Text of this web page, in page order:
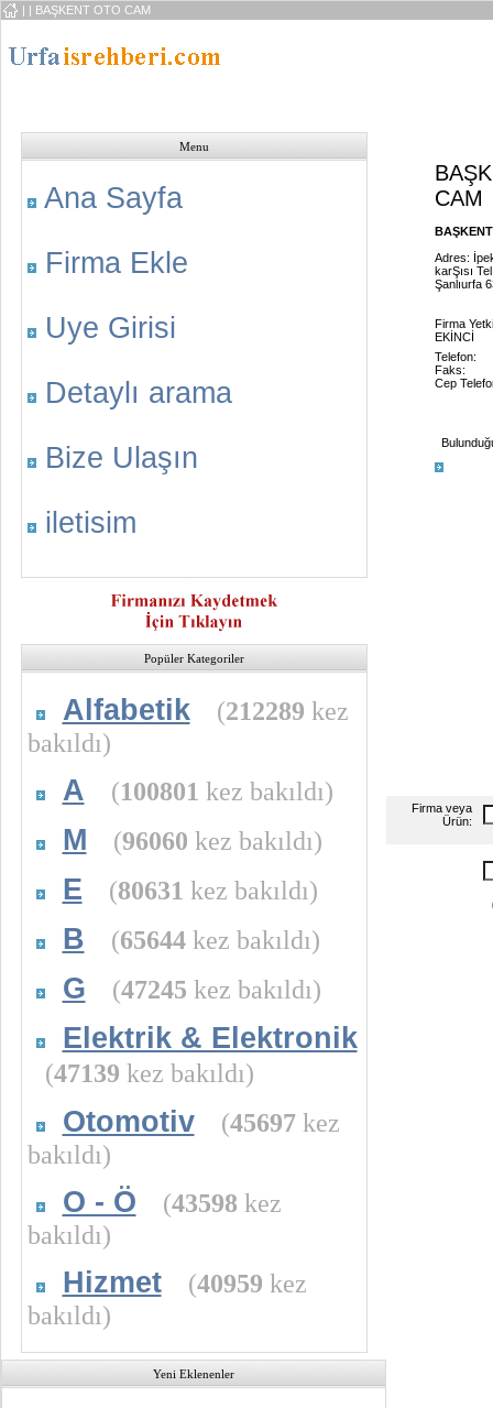
| | BAŞKENT OTO CAM
Menu
Ana Sayfa
Firma Ekle
Uye Girisi
Detaylı arama
Bize Ulaşın
iletisim
Popüler Kategoriler
Alfabetik (212289 kez
bakıldı)
A (100801 kez bakıldı)
M (96060 kez bakıldı)
E (80631 kez bakıldı)
B (65644kez bakıldı)
G (47245 kez bakıldı)
Elektrik & Elektronik
(47139 kez bakıldı)
Otomotiv (45697kez
bakıldı)
O - Ö (43598 kez
bakıldı)
Hizmet (40959 kez
bakıldı)
Yeni Eklenenler
CAM
Adres:
karŞısı
Şanlıurfa
Firma
EKİNCİ
Telefon:
Faks:
Cep
Firma veya
Ürün: